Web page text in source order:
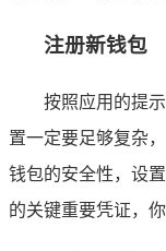
注册新钱包
按照应用的提
置一定要足够复杂
钱包的安全性，设
的关键重要凭证，